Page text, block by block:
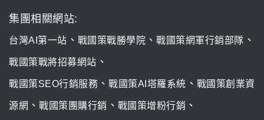
集團相關網站:
台灣AI第一站 、 戰國策戰勝學院 、 戰國策網軍行銷部隊 、
戰國策戰將招募網站 、
戰國策SEO行銷服務 、 戰國策AI塔羅系統 、 戰國策創業資
源網 、 戰國策團購行銷 、 戰國策增粉行銷 、